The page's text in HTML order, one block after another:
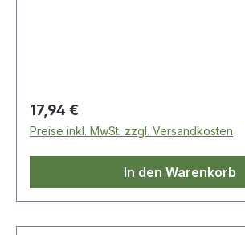
Regulärer Preis:
17,94 €
Preise inkl. MwSt. zzgl. Versandkosten
In den Warenkorb